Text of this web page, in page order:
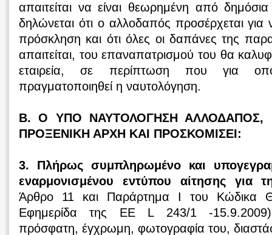
απαιτείται να είναι θεωρημένη από
δηλώνεται ότι ο αλλοδαπός προσέρχεται
πρόσκληση και ότι όλες οι δαπάνες της
απαιτείται, του επαναπατρισμού του θα
εταιρεία, σε περίπτωση που για
πραγματοποιηθεί η ναυτολόγηση.
Β. Ο ΥΠΟ ΝΑΥΤΟΛΟΓΗΣΗ ΑΛΛΟΔΑΠΟΣ,
ΠΡΟΞΕΝΙΚΗ ΑΡΧΗ ΚΑΙ ΠΡΟΣΚΟΜΙΣΕΙ:
3. Πλήρως συμπληρωμένο και
εναρμονισμένου εντύπου αίτησης για
Άρθρο 11 και Παράρτημα Ι του Κώδικα
Εφημερίδα της ΕΕ L 243/1 -
πρόσφατη, έγχρωμη, φωτογραφία του,